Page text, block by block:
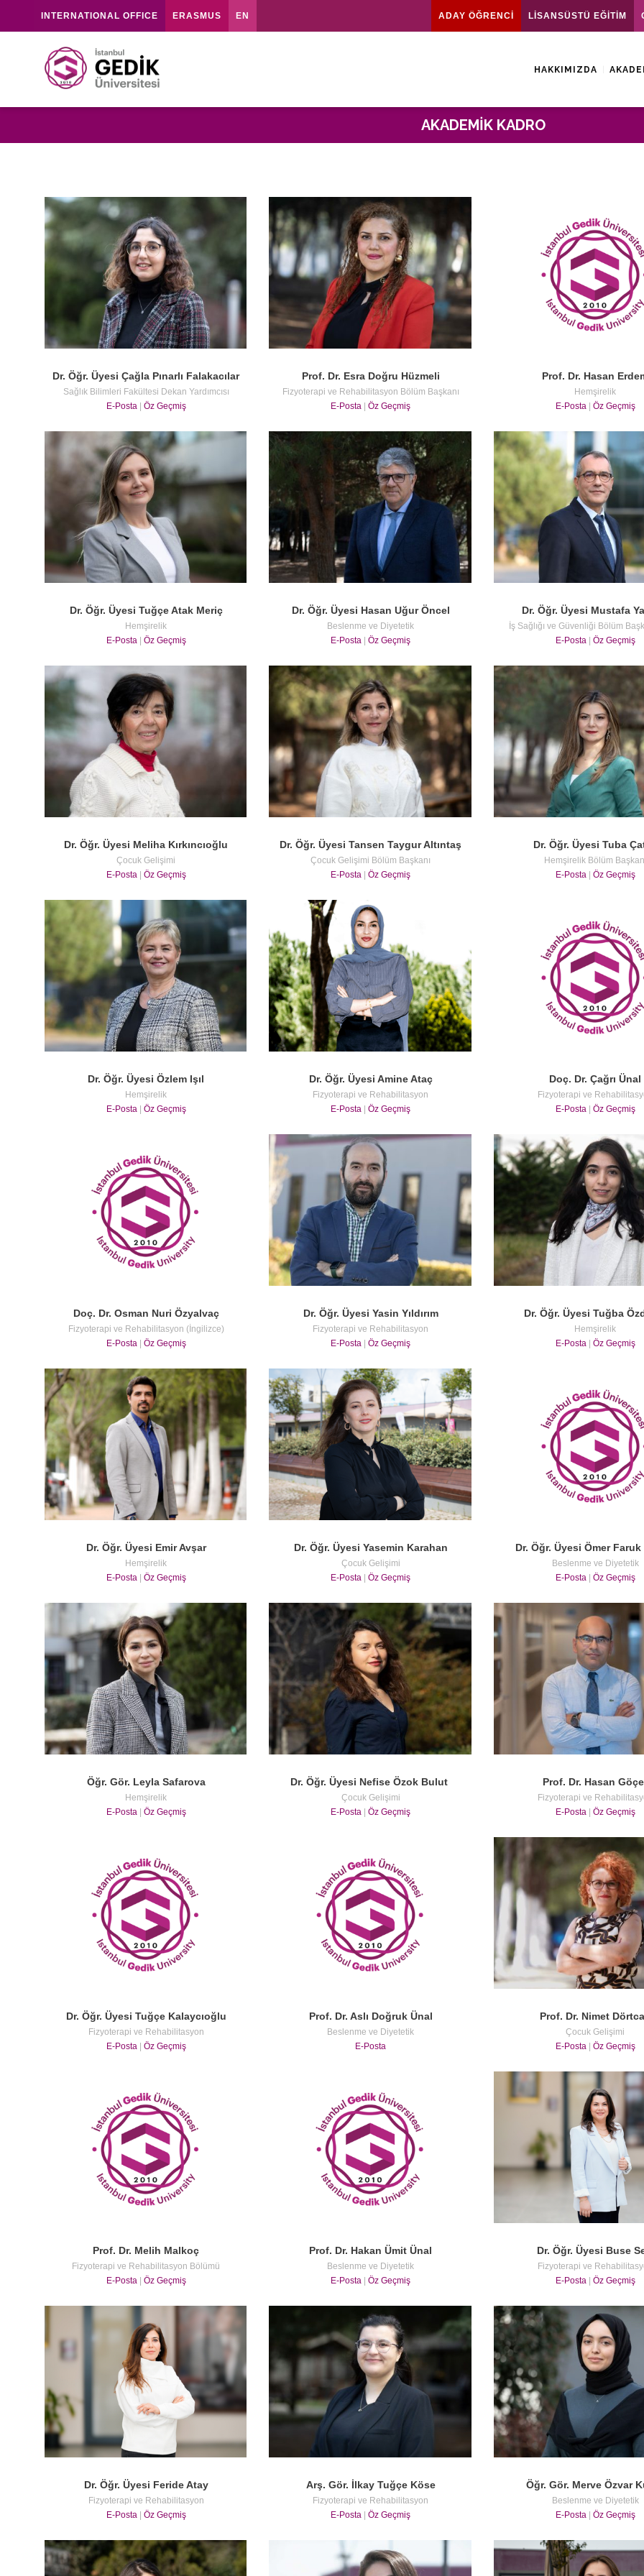
INTERNATIONAL OFFICE ERASMUS EN ADAY ÖĞRENCİ LİSANSÜSTÜ EĞİTİM
HAKKIMIZDA
AKADEMIK KADRO
Dr. Öğr. Üyesi Çağla Pınarlı Falakacılar
Sağlık Bilimleri Fakültesi Dekan Yardımcısı
E-Posta| Öz Geçmiş
Prof. Dr. Esra Doğru Hüzmeli
Fizyoterapi ve Rehabilitasyon Bölüm Başkanı
E-Posta |Öz Geçmiş
Prof. Dr. Hasan
Hemşirelik
E-Posta| Öz Geçmiş
Dr. Öğr. Üyesi Tuğçe Atak Meriç
Hemşirelik
E-Posta| Öz Geçmiş
Dr. Öğr. Üyesi Hasan Uğur Öncel
Beslenme ve Diyetetik
E-Posta |Öz Geçmiş
Dr. Öğr. Üyesi Mustafa
İş Sağlığı ve Güvenliği Bölüm
E-Posta| Öz Geçmiş
Dr. Öğr. Üyesi Meliha Kırkıncıoğlu
Çocuk Gelişimi
E-Posta| Öz Geçmiş
Dr. Öğr. Üyesi Tansen Taygur Altıntaş
Çocuk Gelişimi Bölüm Başkanı
E-Posta |Öz Geçmiş
Dr. Öğr. Üyesi Tuba
Hemşirelik Bölüm
E-Posta| Öz Geçmiş
Dr. Öğr. Üyesi Özlem Işıl
Hemşirelik
E-Posta| Öz Geçmiş
Dr. Öğr. Üyesi Amine Ataç
Fizyoterapi ve Rehabilitasyon
E-Posta |Öz Geçmiş
Doç. Dr. Çağrı Ünal
Fizyoterapi ve
E-Posta| Öz Geçmiş
Doç. Dr. Osman Nuri Özyalvaç
Fizyoterapi ve Rehabilitasyon (İngilizce)
E-Posta| Öz Geçmiş
Dr. Öğr. Üyesi Yasin Yıldırım
Fizyoterapi ve Rehabilitasyon
E-Posta |Öz Geçmiş
Dr. Öğr. Üyesi Tuğba
Hemşirelik
E-Posta| Öz Geçmiş
Dr. Öğr. Üyesi Emir Avşar
Hemşirelik
E-Posta| Öz Geçmiş
Dr. Öğr. Üyesi Yasemin Karahan
Çocuk Gelişimi
E-Posta |Öz Geçmiş
Dr. Öğr. Üyesi Ömer Faruk
Beslenme ve Diyetetik
E-Posta| Öz Geçmiş
Öğr. Gör. Leyla Safarova
Hemşirelik
E-Posta| Öz Geçmiş
Dr. Öğr. Üyesi Nefise Özok Bulut
Çocuk Gelişimi
E-Posta |Öz Geçmiş
Prof. Dr. Hasan
Fizyoterapi ve
E-Posta| Öz Geçmiş
Dr. Öğr. Üyesi Tuğçe Kalaycıoğlu
Fizyoterapi ve Rehabilitasyon
E-Posta| Öz Geçmiş
Prof. Dr. Aslı Doğruk Ünal
Beslenme ve Diyetetik
E-Posta
Prof. Dr. Nimet
Çocuk Gelişimi
E-Posta| Öz Geçmiş
Prof. Dr. Melih Malkoç
Fizyoterapi ve Rehabilitasyon Bölümü
E-Posta| Öz Geçmiş
Prof. Dr. Hakan Ümit Ünal
Beslenme ve Diyetetik
E-Posta |Öz Geçmiş
Dr. Öğr. Üyesi Buse
Fizyoterapi ve
E-Posta| Öz Geçmiş
Dr. Öğr. Üyesi Feride Atay
Fizyoterapi ve Rehabilitasyon
E-Posta| Öz Geçmiş
Arş. Gör. İlkay Tuğçe Köse
Fizyoterapi ve Rehabilitasyon
E-Posta |Öz Geçmiş
Öğr. Gör. Merve Özvar
Beslenme ve Diyetetik
E-Posta| Öz Geçmiş